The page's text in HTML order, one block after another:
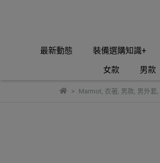
最新動態 裝備選購知識+
女款
男款
Marmot, 衣著, 男款, 男外套,